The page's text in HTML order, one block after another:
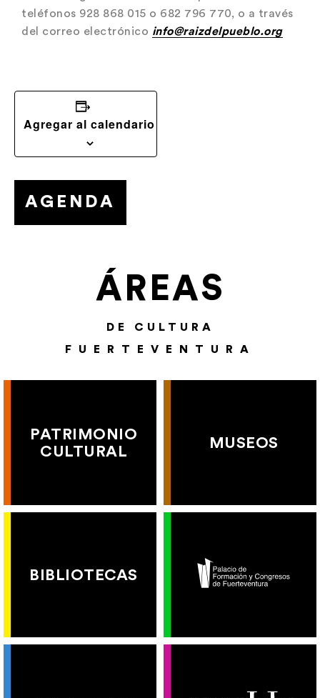
teléfonos 928 868 015 o 682 796 770, o a través
del correo electrónico info@raizdelpueblo.org
Agregar al calendario
AGENDA
ÁREAS
DE CULTURA
FUERTEVENTURA
PATRIMONIO
CULTURAL
MUSEOS
BIBLIOTECAS